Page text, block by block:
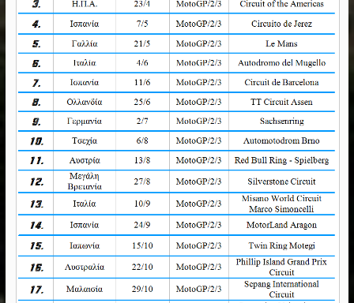
Rally Dakar 2022
29 Δεκεμβρίου, 2021